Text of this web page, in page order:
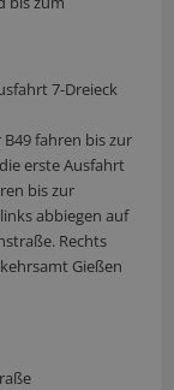
7-Dreieck
fahren bis zur
erste Ausfahrt
bis zur
abbiegen auf
Rechts
Gießen